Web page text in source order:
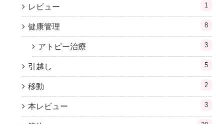
レビュー 1
健康管理 8
アトピー治療 3
引越し 5
移動 2
本レビュー 3